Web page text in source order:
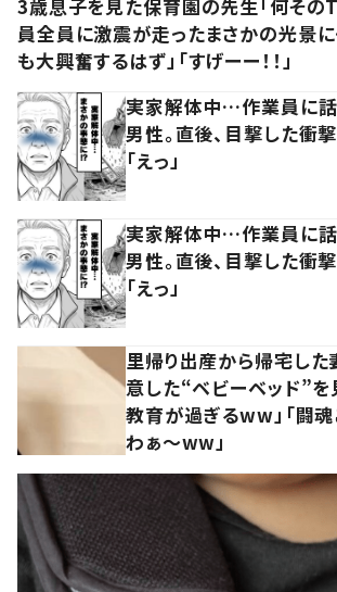
3歳息子を見た保育園の先生「何そのT
員全員に激震が走ったまさかの光景
も大興奮するはず」「すげーー！！」
実家解体中…作業員に
男性。直後、目撃した衝
「えっ」
実家解体中…作業員に
男性。直後、目撃した衝
「えっ」
里帰り出産から帰宅し
意した“ベビーベッド”
教育が過ぎるww」「闘
わぁ～ww」